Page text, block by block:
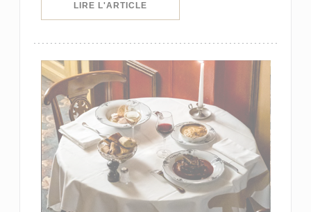
LIRE L'ARTICLE((OUVRE UNE NOUVELLE